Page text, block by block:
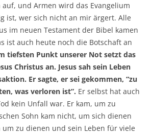
auf, und Armen wird das Evangelium
ist, wer sich nicht an mir ärgert. Alle
im neuen Testament der Bibel kamen
ist auch heute noch die Botschaft an
tiefsten Punkt unserer Not setzt das
Christus an. Jesus sah sein Leben
Er sagte, er sei gekommen, “zu
was verloren ist”. Er selbst hat auch
kein Unfall war. Er kam, um zu
Sohn kam nicht, um sich dienen
um zu dienen und sein Leben für viele